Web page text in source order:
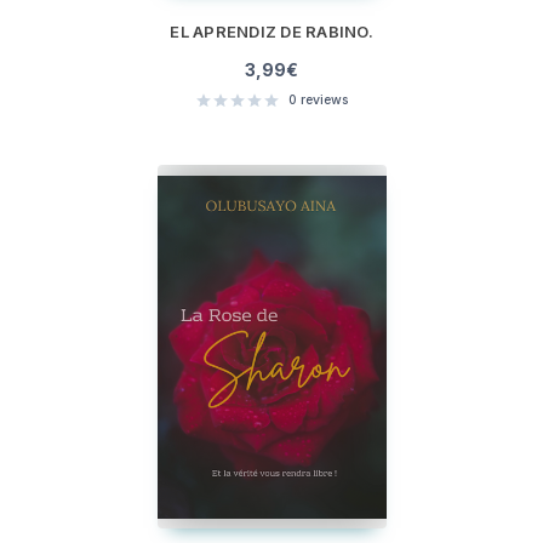
EL APRENDIZ DE RABINO.
3,99€
0 reviews